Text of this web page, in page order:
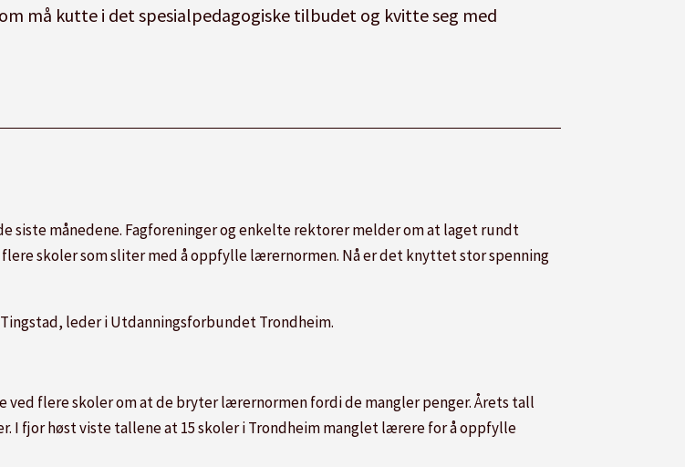
må kutte i det spesialpedagogiske tilbudet og kvitte seg med
siste månedene. Fagforeninger og enkelte rektorer melder om at laget rundt
skoler som sliter med å oppfylle lærernormen. Nå er det knyttet stor spenning
leder i Utdanningsforbundet Trondheim.
flere skoler om at de bryter lærernormen fordi de mangler penger. Årets tall
I fjor høst viste tallene at 15 skoler i Trondheim manglet lærere for å oppfylle